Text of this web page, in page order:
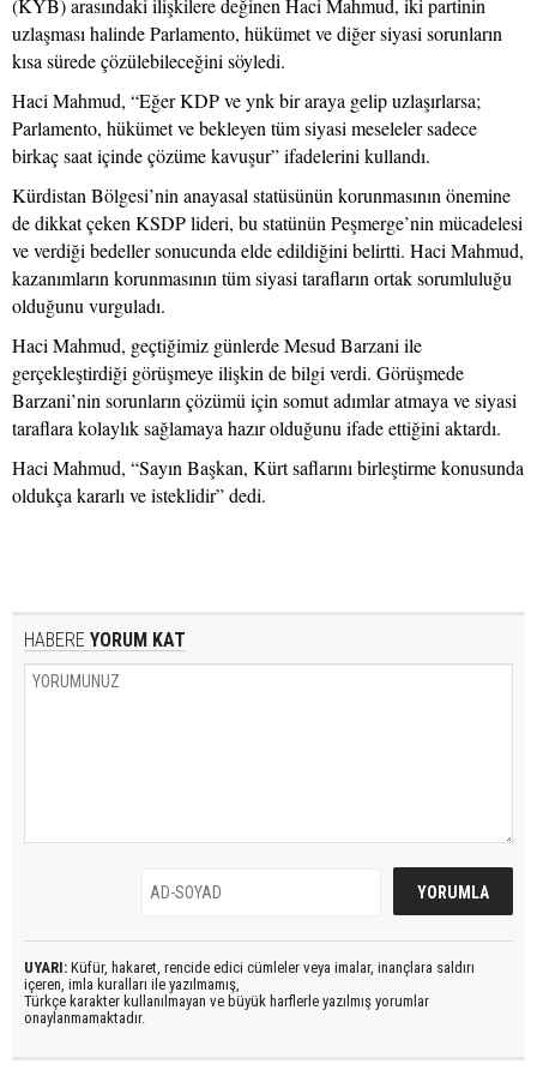
uzlaşması halinde Parlamento, hükümet ve diğer siyasi sorunların
kısa sürede çözülebileceğini söyledi.
Haci Mahmud, “Eğer KDP ve ynk bir araya gelip uzlaşırlarsa;
Parlamento, hükümet ve bekleyen tüm siyasi meseleler sadece
birkaç saat içinde çözüme kavuşur” ifadelerini kullandı.
Kürdistan Bölgesi’nin anayasal statüsünün korunmasının önemine
de dikkat çeken KSDP lideri, bu statünün Peşmerge’nin mücadelesi
ve verdiği bedeller sonucunda elde edildiğini belirtti. Haci Mahmud,
kazanımların korunmasının tüm siyasi tarafların ortak sorumluluğu
olduğunu vurguladı.
Haci Mahmud, geçtiğimiz günlerde Mesud Barzani ile
gerçekleştirdiği görüşmeye ilişkin de bilgi verdi. Görüşmede
Barzani’nin sorunların çözümü için somut adımlar atmaya ve siyasi
taraflara kolaylık sağlamaya hazır olduğunu ifade ettiğini aktardı.
Haci Mahmud, “Sayın Başkan, Kürt saflarını birleştirme konusunda
oldukça kararlı ve isteklidir” dedi.
HABERE YORUM KAT
UYARI: Küfür, hakaret, rencide edici cümleler veya imalar, inançlara saldırı
içeren, imla kuralları ile yazılmamış,
Türkçe karakter kullanılmayan ve büyük harflerle yazılmış yorumlar
onaylanmamaktadır.